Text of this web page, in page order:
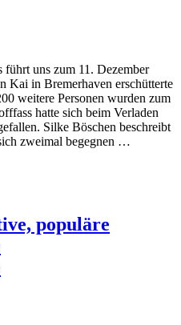
uns zum 11. Dezember
Kai in Bremerhaven erschütterte
weitere Personen wurden zum
hatte sich beim Verladen
Silke Böschen beschreibt
zweimal begegnen …
populäre